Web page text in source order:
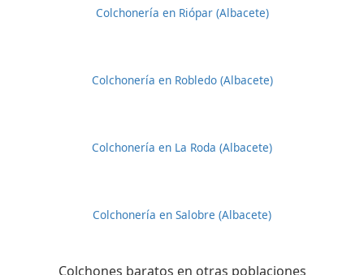
Colchonería en Riópar (Albacete)
Colchonería en Robledo (Albacete)
Colchonería en La Roda (Albacete)
Colchonería en Salobre (Albacete)
Colchones baratos en otras poblaciones